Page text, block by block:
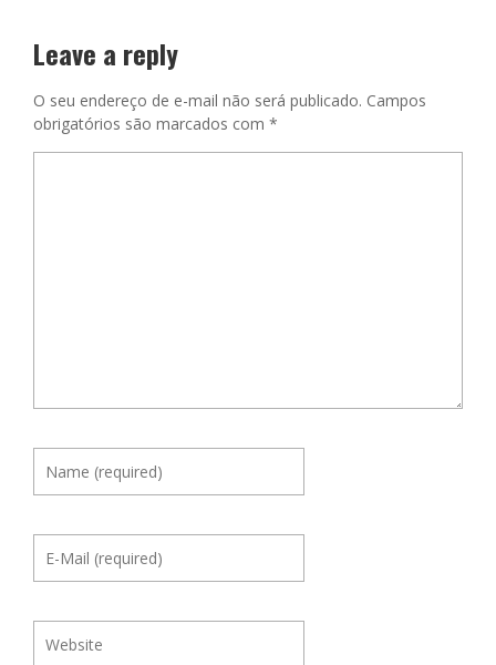
Leave a reply
O seu endereço de e-mail não será publicado. Campos
obrigatórios são marcados com *